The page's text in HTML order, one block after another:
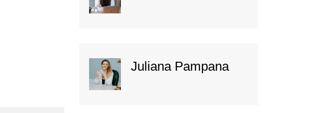
Juliana Pampana